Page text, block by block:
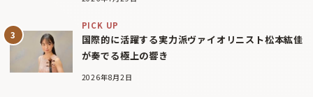
PICK UP
国際的に活躍する実力派ヴァイオリニスト松本紘佳
が奏でる極上の響き
2026年8月2日